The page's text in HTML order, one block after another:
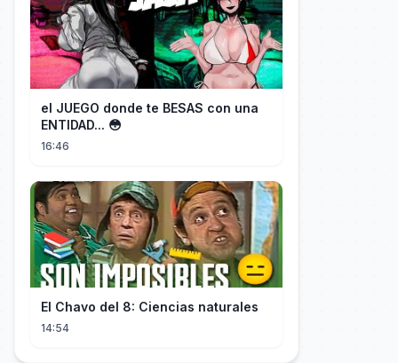
el JUEGO donde te BESAS con una
ENTIDAD... 😳
16:46
El Chavo del 8: Ciencias naturales
14:54